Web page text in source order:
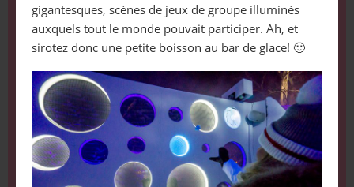
gigantesques, scènes de jeux de groupe illuminés
auxquels tout le monde pouvait participer. Ah, et
sirotez donc une petite boisson au bar de glace! 🙂